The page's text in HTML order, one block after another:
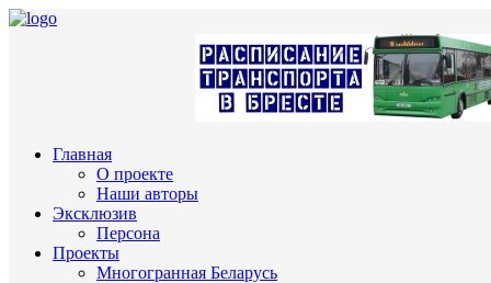
Главная
О проекте
Наши авторы
Эксклюзив
Персона
Проекты
Многогранная Беларусь